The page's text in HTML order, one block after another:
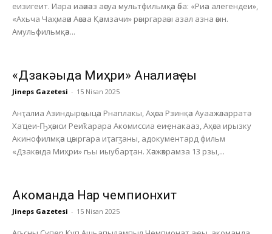
еизигеит. Иара иаәиәаз аәсуа мультфильмқәа әба: «Риәа алегендеи»,
«Ахьча Чаҳмаәи Аәсәаа Қәамзачи» рәыргараәы азал азна әәын.
Амульфильмқәа...
«Дзакәыда Миҳри» Анҭалиаҿы
Jineps Gazetesi - 15 Nisan 2025
Анҭалиа Азиндырҩыцәа Рнаплакы, Аҳәса Рзинқәа Ауаажәларратә
Хаҵеи-Ҧҳәыси Реиҟарара Акомиссиа еиҿнакааз, Аҳәса ирызку
Акинофилмқәа цәыргара иҭагӡаны, адокументард фильм
«Дзакәыда Миҳри» гьы иыубарҭан. Хәажәкрамза 13 рзы,...
Акоманда Нарҭ чемпионхит
Jineps Gazetesi - 15 Nisan 2025